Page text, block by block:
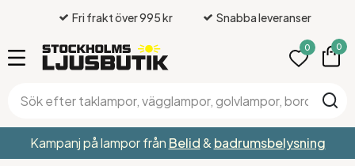
Fri frakt över 995 kr Snabba leveranser
0 0
Kampanj på lampor från Belid& badrumsbelysning